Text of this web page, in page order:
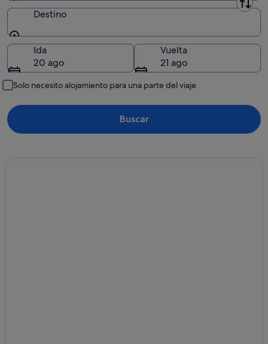
Origen
Destino
Destino
Ida
20 ago
Vuelta
21 ago
Solo necesito alojamiento para una parte del viaje
Buscar